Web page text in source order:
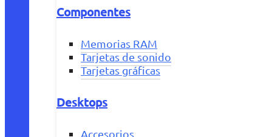
Componentes
Memorias RAM
Tarjetas de sonido
Tarjetas gráficas
Desktops
Accesorios